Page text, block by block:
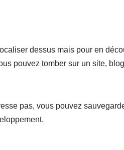
dessus mais pour en
pouvez tomber sur un site,
pas, vous pouvez